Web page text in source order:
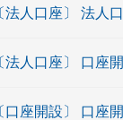
法人口座〕 法人
法人口座〕 口座
口座開設〕 口座